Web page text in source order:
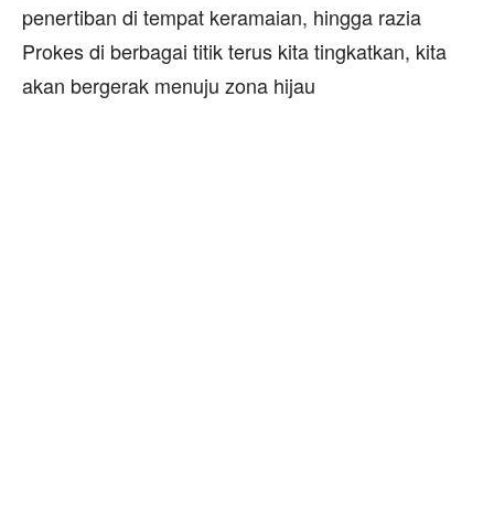
penertiban di tempat keramaian, hingga razia
Prokes di berbagai titik terus kita tingkatkan, kita
akan bergerak menuju zona hijau